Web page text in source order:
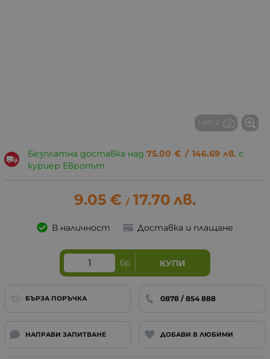
1 от 2
Безплатна доставка над 75.00 € / 146.69 лв. с
куриер Европът
9.05 € / 17.70 лв.
В наличност Доставка и плащане
бр КУПИ
БЪРЗА ПОРЪЧКА 0878 / 854 888
НАПРАВИ ЗАПИТВАНЕ ДОБАВИ В ЛЮБИМИ